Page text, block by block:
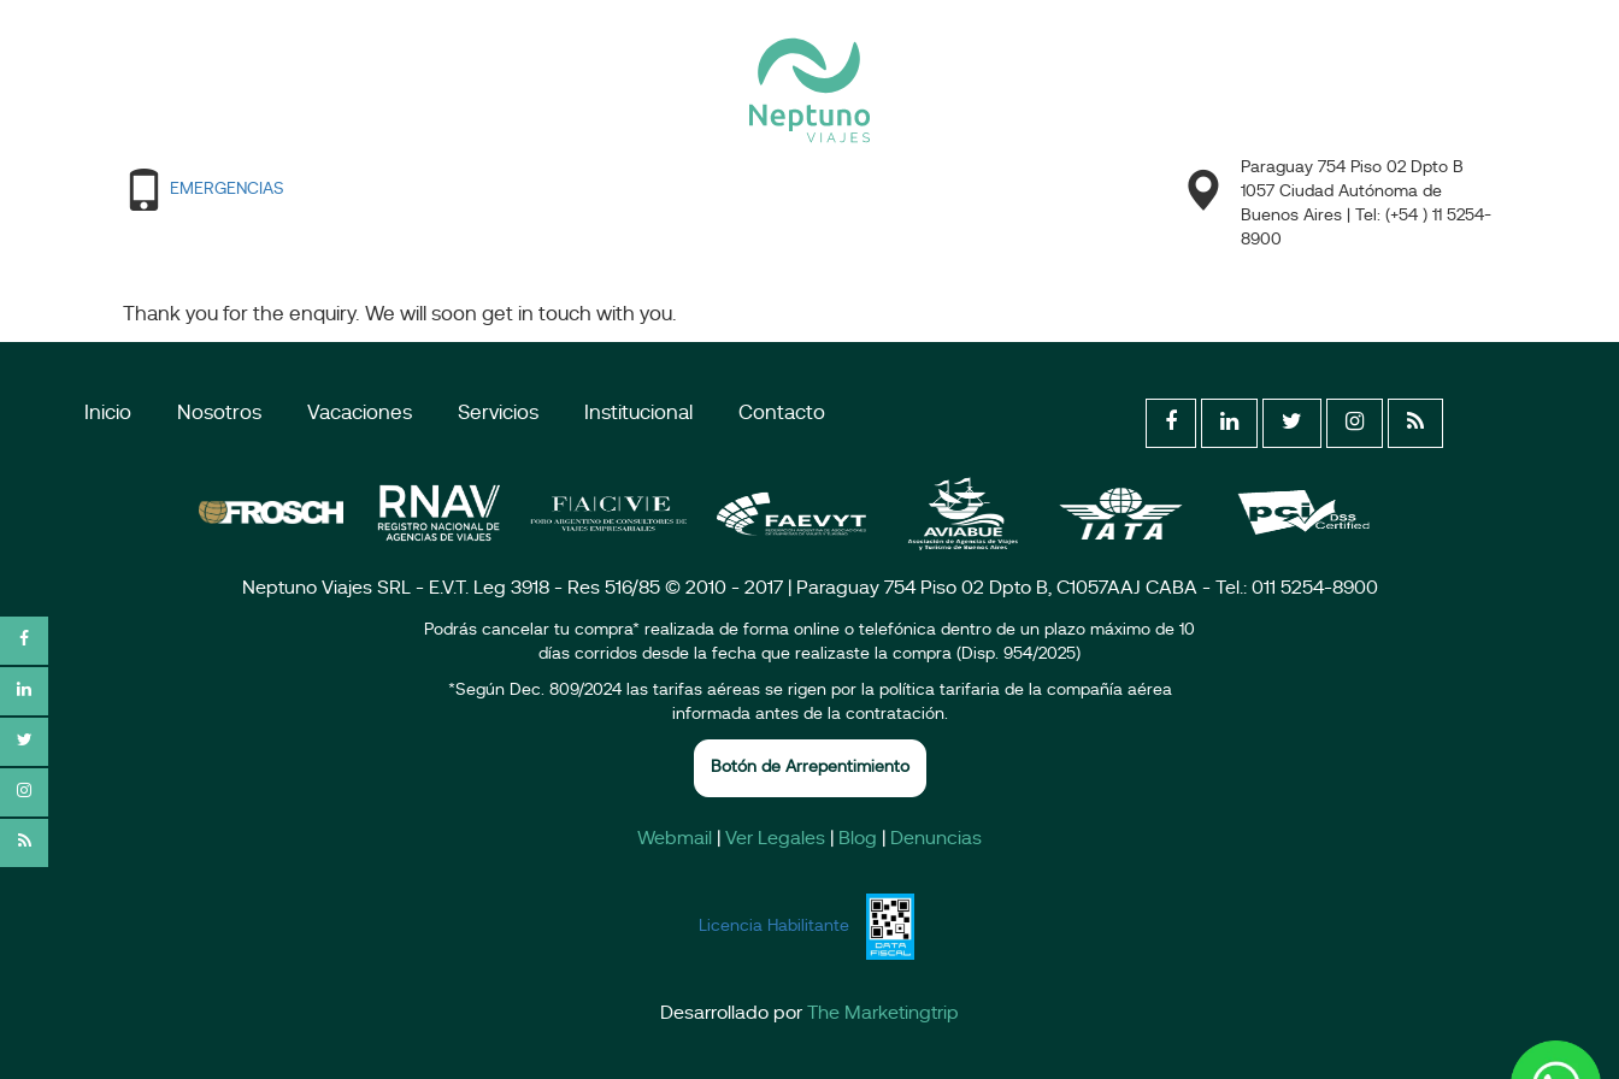
EMERGENCIAS
Paraguay 754 Piso 02 Dpto B
1057 Ciudad Autónoma de
Buenos Aires | Tel: (+54 ) 11 5254-
8900
Thank you for the enquiry. We will soon get in touch with you.
Inicio Nosotros Vacaciones Servicios Institucional Contacto
Neptuno Viajes SRL - E.V.T. Leg 3918 - Res 516/85 © 2010 - 2017 | Paraguay 754 Piso 02 Dpto B, C1057AAJ CABA - Tel.: 011 5254-8900
Podrás cancelar tu compra* realizada de forma online o telefónica dentro de un plazo máximo de 10
días corridos desde la fecha que realizaste la compra (Disp. 954/2025)
*Según Dec. 809/2024 las tarifas aéreas se rigen por la política tarifaria de la compañía aérea
informada antes de la contratación.
Botón de Arrepentimiento
Webmail Ver Legales Blog Denuncias
Licencia Habilitante
Desarrollado por The Marketingtrip